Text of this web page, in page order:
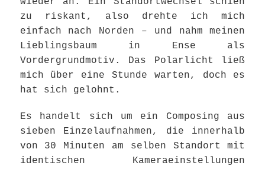
zu riskant, also drehte ich mich
einfach nach Norden – und nahm meinen
Lieblingsbaum in Ense als
Vordergrundmotiv. Das Polarlicht ließ
mich über eine Stunde warten, doch es
hat sich gelohnt.
Es handelt sich um ein Composing aus
sieben Einzelaufnahmen, die innerhalb
von 30 Minuten am selben Standort mit
identischen Kameraeinstellungen